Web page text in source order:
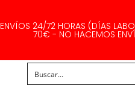
ENVÍOS 24/72 HORAS (DÍAS
70€ - NO HACEMOS